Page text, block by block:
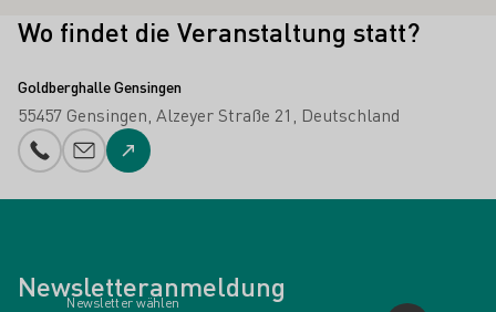
Wo findet die Veranstaltung statt?
Goldberghalle Gensingen
55457 Gensingen Alzeyer Straße 21
Deutschland
Telefonnummer
E-Mail-Adresse
Zur Website
Newsletteranmeldung
Newsletter wählen